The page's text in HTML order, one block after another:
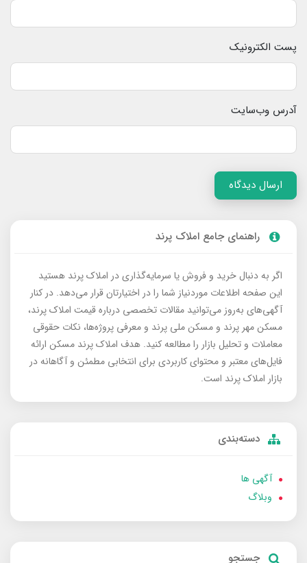
پست الکترونیک
آدرس وب‌سایت
ارسال دیدگاه
راهنمای جامع املاک پرند
اگر به دنبال خرید و فروش یا سرمایه‌گذاری در املاک پرند هستید
این صفحه اطلاعات موردنیاز شما را در اختیارتان قرار می‌دهد. در کنار
آگهی‌های به‌روز می‌توانید مقالات تخصصی درباره قیمت املاک پرند،
مسکن مهر پرند و مسکن ملی پرند و معرفی پروژه‌ها، نکات حقوقی
معاملات و تحلیل بازار را مطالعه کنید. هدف املاک پرند مسکن ارائه
فایل‌های معتبر و محتوای کاربردی برای انتخابی مطمئن و آگاهانه در
بازار املاک پرند است.
دسته‌بندی
آگهی ها
وبلاگ
جستجو